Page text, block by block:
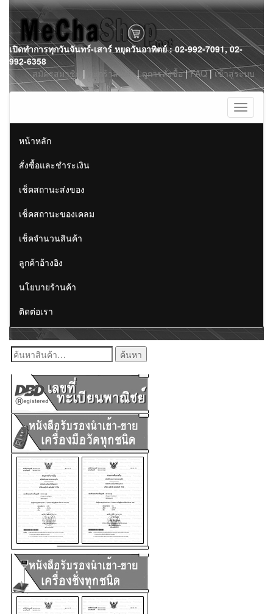
Skip
to
content
เปิดทำการทุกวันจันทร์-เสาร์ หยุดวันอาทิตย์ : 02-992-7091, 02-
992-6358
สมัครสมาชิก | ตะกร้าสินค้า|ดูการสั่งซื้อ|FAQ|เข้าสู่ระบบ
Toggle
หน้าหลัก
สั่งซื้อและชำระเงิน
เช็คสถานะส่งของ
เช็คสถานะของเคลม
เช็คจำนวนสินค้า
ลูกค้าอ้างอิง
นโยบายร้านค้า
ติดต่อเรา
ค้นหา: